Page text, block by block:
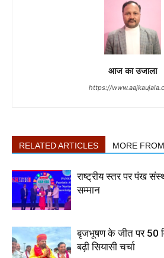
आज का उजाला
https://
RELATED ARTICLES MORE
राष्ट्रीय स्तर पर पंख
सम्मान
बृजभूषण के जीत पर 50
बढ़ी सियासी चर्चा